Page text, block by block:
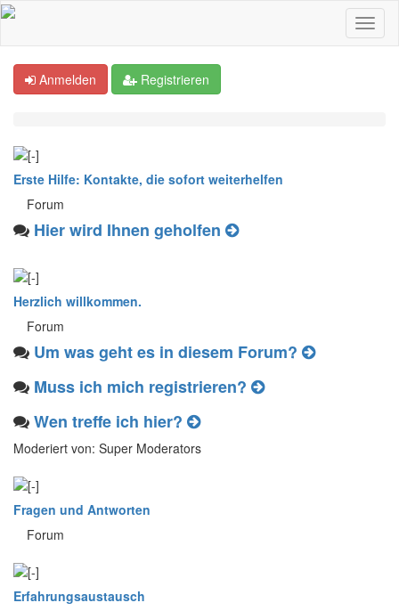
Anmelden Registrieren
Erste Hilfe: Kontakte, die sofort weiterhelfen
Forum
Hier wird Ihnen geholfen
Herzlich willkommen.
Forum
Um was geht es in diesem Forum?
Muss ich mich registrieren?
Wen treffe ich hier?
Moderiert von: Super Moderators
Fragen und Antworten
Forum
Erfahrungsaustausch